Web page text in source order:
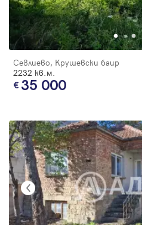
Севлиево, Крушевски баир
2232 кв.м.
35 000